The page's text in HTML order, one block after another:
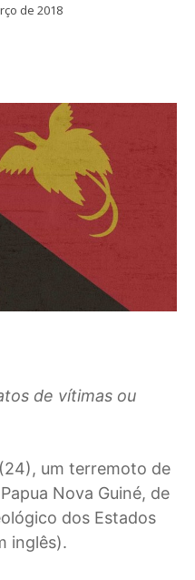
de 2018
de vítimas ou
um terremoto de
Nova Guiné, de
dos Estados
inglês).